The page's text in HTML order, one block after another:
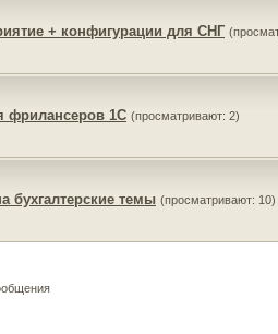
+ конфигурации для СНГ
фрилансеров 1С (просматривают: 2)
бухгалтерские темы (просматривают: 10)